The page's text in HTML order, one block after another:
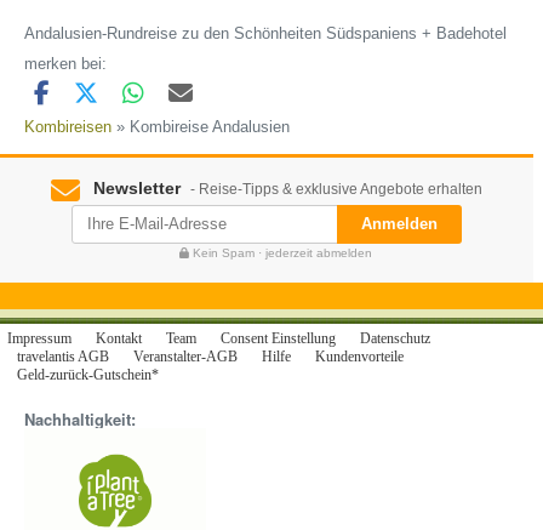
Andalusien-Rundreise zu den Schönheiten Südspaniens + Badehotel
merken bei:
Kombireisen » Kombireise Andalusien
Newsletter - Reise-Tipps & exklusive Angebote erhalten
Anmelden
Kein Spam · jederzeit abmelden
Impressum Kontakt Team Consent Einstellung
Datenschutz
travelantis AGB
Veranstalter-AGB Hilfe
Kundenvorteile
Geld-zurück-Gutschein*
Nachhaltigkeit: